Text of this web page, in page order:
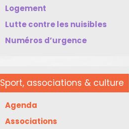
Logement
Lutte contre les nuisibles
Numéros d’urgence
Sport, associations & culture
Agenda
Associations